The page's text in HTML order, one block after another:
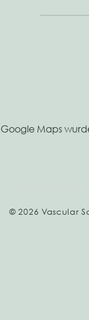
Google Maps
© 2026 Vascular